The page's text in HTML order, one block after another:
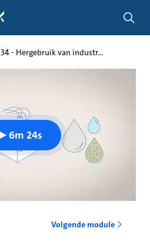
34 - Hergebruik van industr...
6m 24s
Volgende module